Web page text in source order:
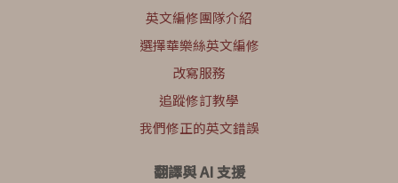
英文編修團隊介紹
選擇華樂絲英文編修
改寫服務
追蹤修訂教學
我們修正的英文錯誤
翻譯與 AI 支援